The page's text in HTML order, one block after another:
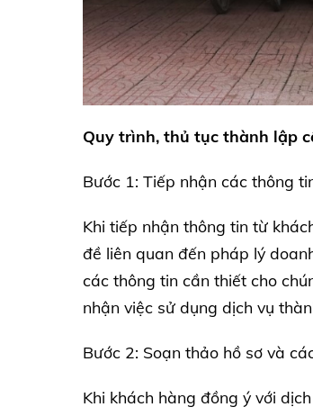
Quy trình, thủ tục thành lập
Bước 1: Tiếp nhận các thông
Khi tiếp nhận thông tin từ
đề liên quan đến pháp lý
các thông tin cần thiết cho
nhận việc sử dụng dịch vụ
Bước 2: Soạn thảo hồ sơ và
Khi khách hàng đồng ý với